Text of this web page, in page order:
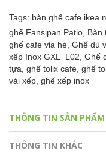
Tags: bàn ghế cafe ikea
ghế Fansipan Patio, Bàn
ghế cafe vỉa hè, Ghế dù
xếp Inox GXL_L02, Ghế
tựa, ghế tolix cafe, ghế
vải xếp, ghế xếp inox
THÔNG TIN SẢN PHẨM
THÔNG TIN KHÁC